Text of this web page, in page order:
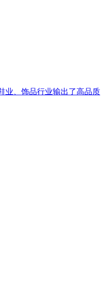
业、饰品行业输出了高品质